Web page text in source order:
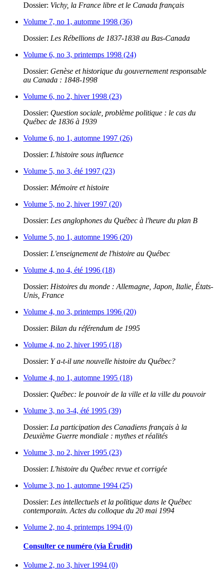
Dossier: Vichy, la France libre et le Canada français
Volume 7, no 1, automne 1998 (36)
Dossier: Les Rébellions de 1837-1838 au Bas-Canada
Volume 6, no 3, printemps 1998 (24)
Dossier: Genèse et historique du gouvernement responsable
au Canada : 1848-1998
Volume 6, no 2, hiver 1998 (23)
Dossier: Question sociale, problème politique : le cas du
Québec de 1836 à 1939
Volume 6, no 1, automne 1997 (26)
Dossier: L'histoire sous influence
Volume 5, no 3, été 1997 (23)
Dossier: Mémoire et histoire
Volume 5, no 2, hiver 1997 (20)
Dossier: Les anglophones du Québec à l'heure du plan B
Volume 5, no 1, automne 1996 (20)
Dossier: L'enseignement de l'histoire au Québec
Volume 4, no 4, été 1996 (18)
Dossier: Histoires du monde : Allemagne, Japon, Italie, États-
Unis, France
Volume 4, no 3, printemps 1996 (20)
Dossier: Bilan du référendum de 1995
Volume 4, no 2, hiver 1995 (18)
Dossier: Y a-t-il une nouvelle histoire du Québec?
Volume 4, no 1, automne 1995 (18)
Dossier: Québec: le pouvoir de la ville et la ville du pouvoir
Volume 3, no 3-4, été 1995 (39)
Dossier: La participation des Canadiens français à la
Deuxième Guerre mondiale : mythes et réalités
Volume 3, no 2, hiver 1995 (23)
Dossier: L'histoire du Québec revue et corrigée
Volume 3, no 1, automne 1994 (25)
Dossier: Les intellectuels et la politique dans le Québec
contemporain. Actes du colloque du 20 mai 1994
Volume 2, no 4, printemps 1994 (0)
Consulter ce numéro (via Érudit)
Volume 2, no 3, hiver 1994 (0)